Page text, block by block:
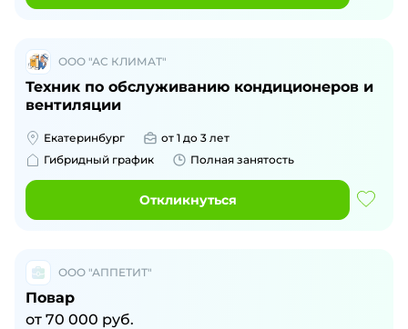
ООО "АС КЛИМАТ"
Техник по обслуживанию кондиционеров и
вентиляции
Екатеринбург
от 1 до 3 лет
Гибридный график
Полная занятость
Откликнуться
ООО "АППЕТИТ"
Повар
от 70 000 руб.